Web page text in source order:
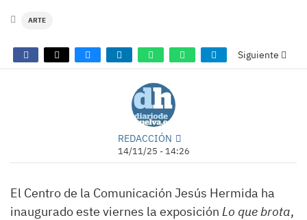
ARTE
Siguiente
REDACCIÓN
14/11/25 - 14:26
El Centro de la Comunicación Jesús Hermida ha
inaugurado este viernes la exposición Lo que brota,